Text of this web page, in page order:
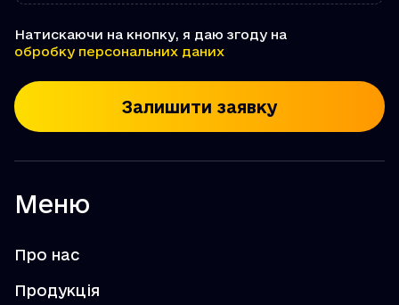
Меню
Про нас
Продукція
Натискаючи на кнопку, я даю згоду на
обробку персональних даних
Залишити заявку